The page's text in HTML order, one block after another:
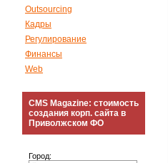
Outsourcing
Кадры
Регулирование
Финансы
Web
CMS Magazine: стоимость
создания корп. сайта в
Приволжском ФО
Город: